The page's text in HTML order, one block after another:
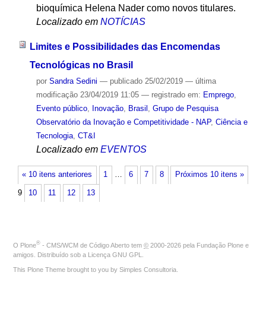
bioquímica Helena Nader como novos titulares.
Localizado em NOTÍCIAS
Limites e Possibilidades das Encomendas
Tecnológicas no Brasil
por Sandra Sedini — publicado25/02/2019 — última
modificação23/04/2019 11:05 — registrado em: Emprego,
Evento público, Inovação, Brasil , Grupo de Pesquisa
Observatório da Inovação e Competitividade - NAP, Ciência e
Tecnologia, CT&I
Localizado em EVENTOS
« 10 itens anteriores Próximos 10 itens »
1 … 6 7 8
9 10 11 12 13
O Plone® - CMS/WCM de Código Aberto tem © 2000-2026 pela Fundação Plone e
amigos. Distribuído sob a Licença GNU GPL
This Plone Theme brought to you by Simples Consultoria